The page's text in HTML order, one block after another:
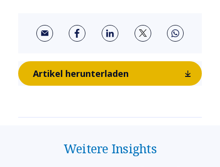
Artikel herunterladen
Weitere Insights